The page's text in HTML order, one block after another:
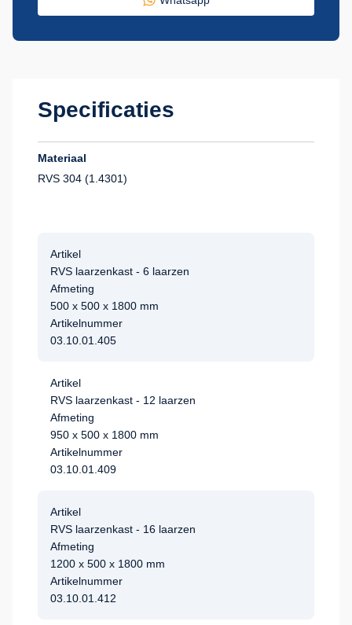
Specificaties
Materiaal
RVS 304 (1.4301)
Artikel
RVS laarzenkast - 6 laarzen
Afmeting
500 x 500 x 1800 mm
Artikelnummer
03.10.01.405
Artikel
RVS laarzenkast - 12 laarzen
Afmeting
950 x 500 x 1800 mm
Artikelnummer
03.10.01.409
Artikel
RVS laarzenkast - 16 laarzen
Afmeting
1200 x 500 x 1800 mm
Artikelnummer
03.10.01.412